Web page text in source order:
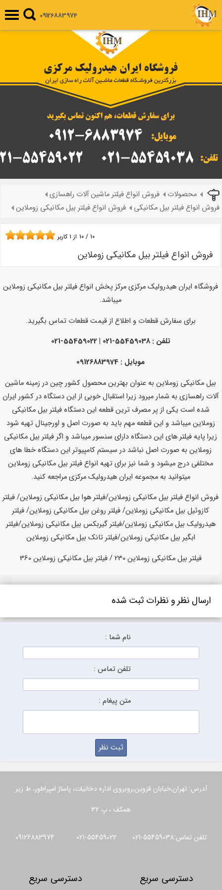
09126883974
محصولات
فروش انواع فیلتر ماشین آلات راهسازی
فروش انواع فیلتر بیل مکانیکی
فروش انواع فیلتر بیل مکانیکی زوملاین
فروش انواع فیلتر بیل مکانیکی زوملاین
10 / 10 از 1کاربر
فروشگاه ایران هیدرولیک مرکزی مرکز پخش انواع فیلتر بیل مکانیکی زوملاین
میباشد.
برای سفارش قطعات و اطلاع از قیمت قطعات تماس بگیرید.
تلفن :55459038-021 | 55459022-021
موبایل : 09126883974
بیل مکانیکی زوملاین به عنوان بهترین محصول کشور چین در زمینه ماشین
آلات راهسازی به شمار میرود زیرا استقبال خوبی از این دستگاه در کشور ایران
شده است یکی از پر مصرف ترین قطعه این دستگاه فیلتر بیل مکانیکی
زوملاین میباشد و این قطعه مهم باید به صورت اصل و اورجینال تهیه شود
زیرا پایه فیلتر های این دستگاه دارای سنسور میباشد و اگر فیلتر بیل مکانیکی
زوملاین به صورت اصل نباشد در سیستم کامپیوتر این دستگاه خطا های
مختلفی درج میشود و شما نیز برای تهیه انواع فیلتر بیل مکانیکی زوملاین
میتوانید به مجموعه ایران هیدرولیک مرکزی مراجعه کنید.
فروش انواع فیلتر بیل مکانیکی زوملاین/فیلتر هوا بیل مکانیکی زوملاین/ فیلتر
کازوئیل بیل مکانیکی زوملاین/ فیلتر روغن بیل مکانیکی زوملاین/ فیلتر
هیدرولیک بیل مکانیکی زوملاین/فیلتر گیربکس بیل مکانیکی زوملاین/فیلتر
ابگیر بیل مکانیکی زوملاین/فیلتر تانک بیل مکانیکی زوملاین
فیلتر بیل مکانیکی زوملاین 230 / فیلتر بیل مکانیکی زوملاین 360
ارسال نظر و نظرات ثبت شده
نام شما :
تلفن تماس :
متن پیغام :
آدرس: تهران,خیابان قزوین,روبروی اداره دخانیات، پاساژ امپراطور، ط زیر
همکف ، پ 32
تلفن تماس:55459038-021 55459022-021 09126883974
دسترسی سریع دسترسی سریع